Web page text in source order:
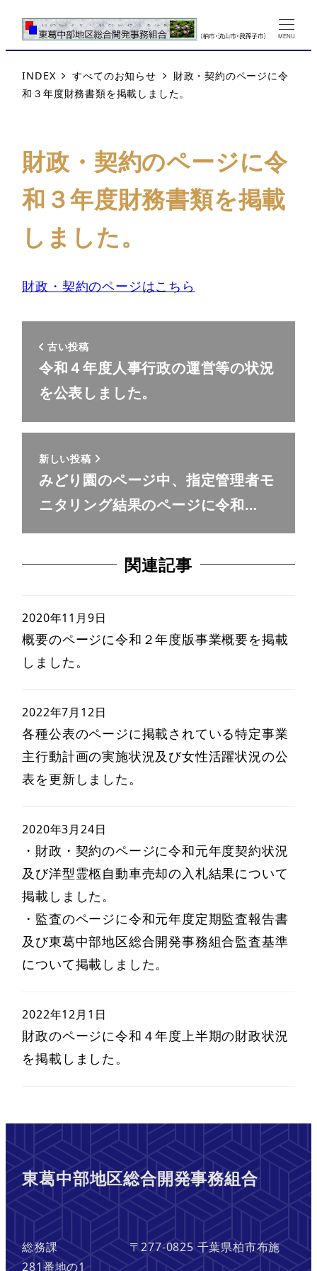
MENU
INDEX すべてのお知らせ
財政・契約のページに令
和３年度財務書類を掲載しました。
財政・契約のページに令
和３年度財務書類を掲載
しました。
財政・契約のページはこちら
古い投稿
令和４年度人事行政の運営等の状況
を公表しました。
新しい投稿
みどり園のページ中、指定管理者モ
ニタリング結果のページに令和…
関連記事
概要のページに令和２年度版事業概要を掲載
しました。
2020年11月9日
各種公表のページに掲載されている特定事業
主行動計画の実施状況及び女性活躍状況の公
表を更新しました。
2022年7月12日
・財政・契約のページに令和元年度契約状況
及び洋型霊柩自動車売却の入札結果について
掲載しました。
・監査のページに令和元年度定期監査報告書
及び東葛中部地区総合開発事務組合監査基準
について掲載しました。
2020年3月24日
財政のページに令和４年度上半期の財政状況
を掲載しました。
2022年12月1日
東葛中部地区総合開発事務組合
総務課 〒277-0825 千葉県柏市布施
281番地の1